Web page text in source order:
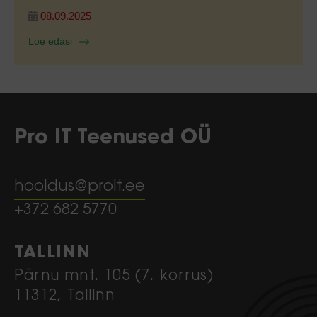
08.09.2025
Loe edasi
Pro IT Teenused OÜ
hooldus@proit.ee
+372 682 5770
TALLINN
Pärnu mnt. 105 (7. korrus)
11312, Tallinn